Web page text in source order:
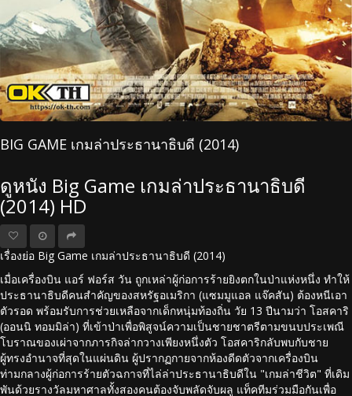
BIG GAME เกมล่าประธานาธิบดี (2014)
ดูหนัง Big Game เกมล่าประธานาธิบดี
(2014) HD
เรื่องย่อ Big Game เกมล่าประธานาธิบดี (2014)
เมื่อเครื่องบิน แอร์ ฟอร์ส วัน ถูกเหล่าผู้ก่อการร้ายยิงตกในป่าแห่งหนึ่ง ทำให้
ประธานาธิบดีคนสำคัญของสหรัฐอเมริกา (แซมมูแอล แจ๊คสัน) ต้องหนีเอา
ตัวรอด พร้อมรับการช่วยเหลือจากเด็กหนุ่มท้องถิ่น วัย 13 ปีนามว่า โอสคาริ
(ออนนิ ทอมมิล่า) ที่เข้าป่าเพื่อพิสูจน์ความเป็นชายชาตรีตามขนบประเพณี
โบราณของเผ่าจากภารกิจล่ากวางเพียงหนึ่งตัว โอสคาริกลับพบกับชาย
ผู้ทรงอำนาจที่สุดในแผ่นดิน ผู้ปรากฏกายจากห้องดีดตัวจากเครื่องบิน
ท่ามกลางผู้ก่อการร้ายตัวฉกาจที่ไล่ล่าประธานาธิบดีใน "เกมล่าชีวิต" ที่เดิม
พันด้วยรางวัลมหาศาลทั้งสองคนต้องจับพลัดจับผลู แท็คทีมร่วมมือกันเพื่อ